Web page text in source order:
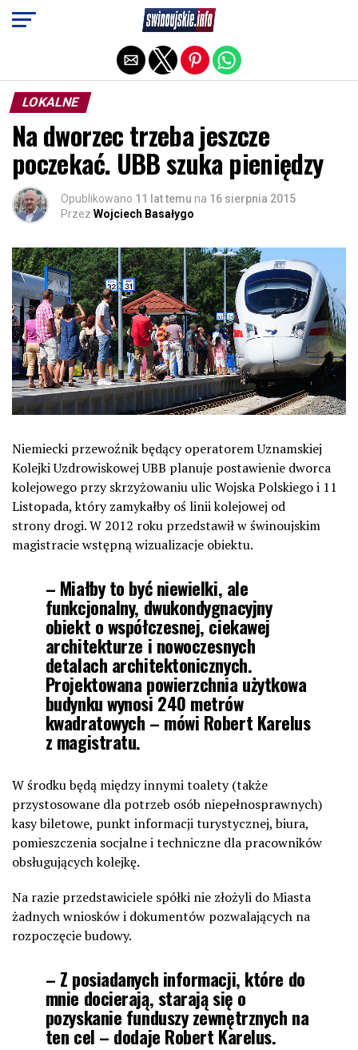
LOKALNE
Na dworzec trzeba jeszcze
poczekać. UBB szuka pieniędzy
Opublikowano 11 lat temu na 16 sierpnia 2015
Przez Wojciech Basałygo
Niemiecki przewoźnik będący operatorem Uznamskiej
Kolejki Uzdrowiskowej UBB planuje postawienie dworca
kolejowego przy skrzyżowaniu ulic Wojska Polskiego i 11
Listopada, który zamykałby oś linii kolejowej od
strony drogi. W 2012 roku przedstawił w świnoujskim
magistracie wstępną wizualizacje obiektu.
– Miałby to być niewielki, ale
funkcjonalny, dwukondygnacyjny
obiekt o współczesnej, ciekawej
architekturze i nowoczesnych
detalach architektonicznych.
Projektowana powierzchnia użytkowa
budynku wynosi 240 metrów
kwadratowych – mówi Robert Karelus
z magistratu.
W środku będą między innymi toalety (także
przystosowane dla potrzeb osób niepełnosprawnych)
kasy biletowe, punkt informacji turystycznej, biura,
pomieszczenia socjalne i techniczne dla pracowników
obsługujących kolejkę.
Na razie przedstawiciele spółki nie złożyli do Miasta
żadnych wniosków i dokumentów pozwalających na
rozpoczęcie budowy.
– Z posiadanych informacji, które do
mnie docierają, starają się o
pozyskanie funduszy zewnętrznych na
ten cel – dodaje Robert Karelus.
Exit mobile version